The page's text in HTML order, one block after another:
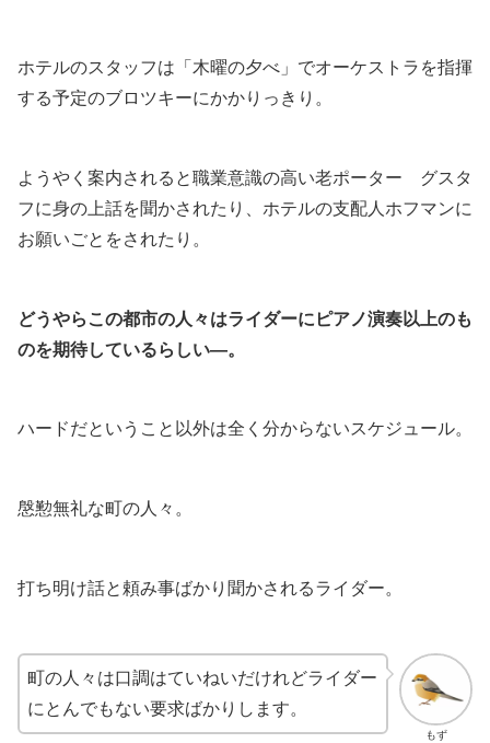
ホテルのスタッフは「木曜の夕べ」でオーケストラを指揮
する予定のブロツキーにかかりっきり。
ようやく案内されると職業意識の高い老ポーター グスタ
フに身の上話を聞かされたり、ホテルの支配人ホフマンに
お願いごとをされたり。
どうやらこの都市の人々はライダーにピアノ演奏以上のも
のを期待しているらしい―。
ハードだということ以外は全く分からないスケジュール。
慇懃無礼な町の人々。
打ち明け話と頼み事ばかり聞かされるライダー。
もず
町の人々は口調はていねいだけれどライダー
にとんでもない要求ばかりします。